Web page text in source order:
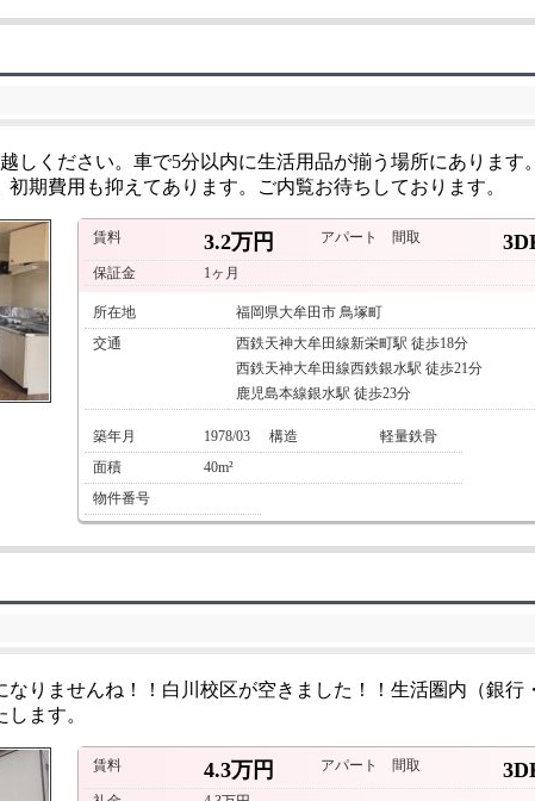
しください。車で5分以内に生活用品が揃う場所にありま
期費用も抑えてあります。ご内覧お待ちしております。
賃料 3.2万円 アパート 間取
保証金 1ヶ月
所在地
福岡県大牟田市 鳥塚町
交通
西鉄天神大牟田線新栄町駅 徒歩18分
西鉄天神大牟田線西鉄銀水駅 徒歩21分
鹿児島本線銀水駅 徒歩23分
築年月 1978/03 構造
軽量鉄骨
面積
40m²
物件番号
なりませんね！！白川校区が空きました！！生活圏内（銀
ます。
賃料 4.3万円 アパート 間取